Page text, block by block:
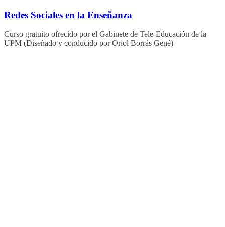
Saltar
contenido
Redes Sociales en la Enseñanza
Curso gratuito ofrecido por el Gabinete de Tele-Educación de la
UPM (Diseñado y conducido por Oriol Borrás Gené)